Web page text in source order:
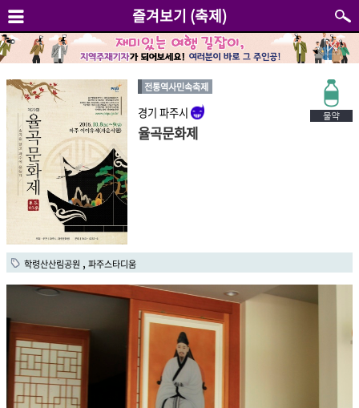
즐겨보기 (축제)
전통역사민속축제
경기 파주시
율곡문화제
학령산산림공원 , 파주스타디움